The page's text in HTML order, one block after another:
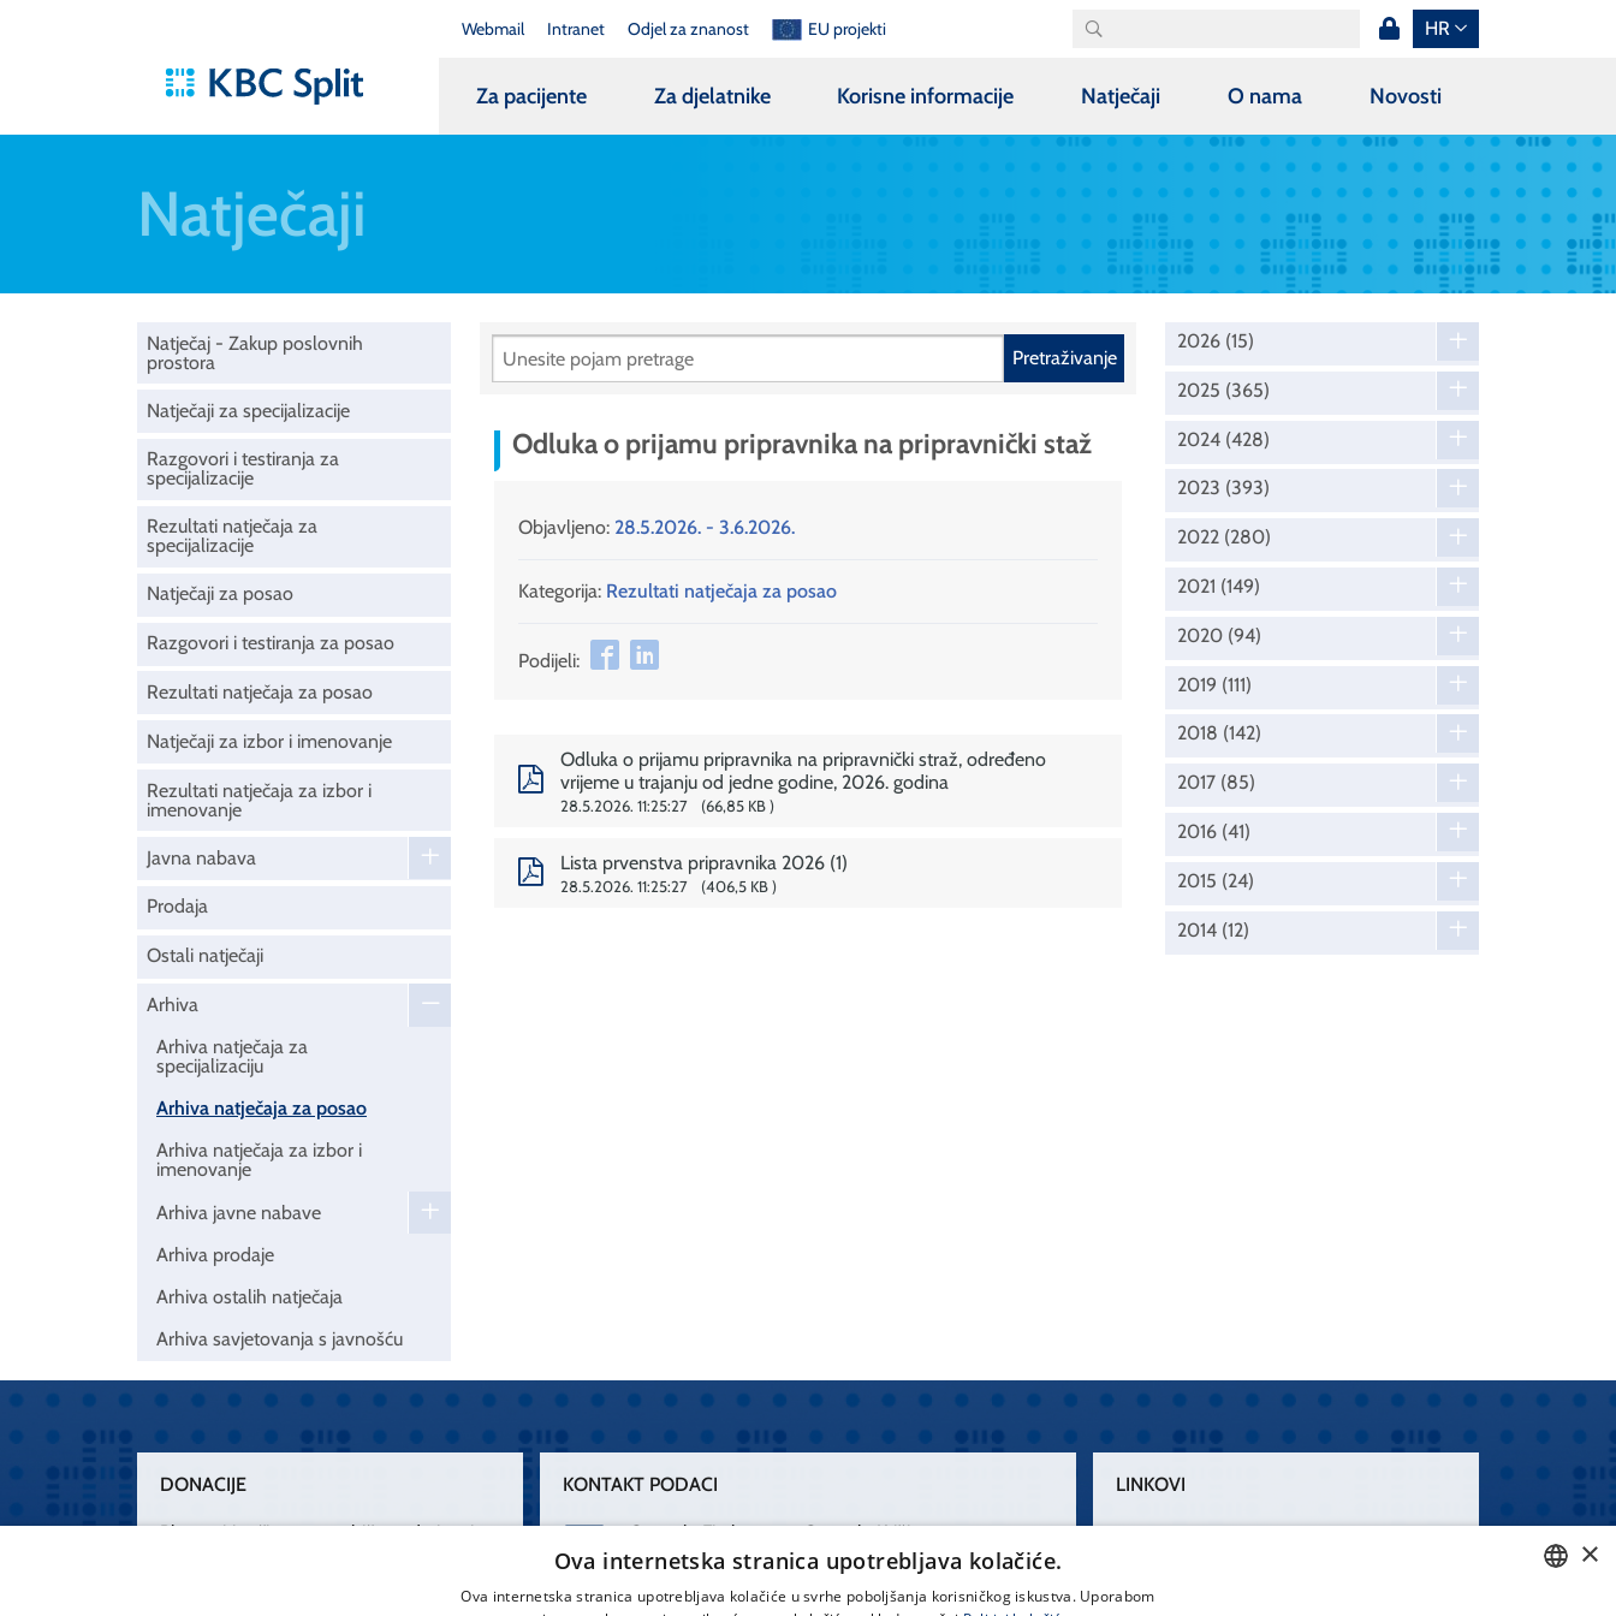
Webmail Intranet Odjel za znanost EU projekti HR
Za pacijente Za djelatnike Korisne informacije Natječaji O nama Novosti
Natječaji
Natječaj - Zakup poslovnih
prostora
Natječaji za specijalizacije
Razgovori i testiranja za
specijalizacije
Rezultati natječaja za
specijalizacije
Natječaji za posao
Razgovori i testiranja za posao
Rezultati natječaja za posao
Natječaji za izbor i imenovanje
Rezultati natječaja za izbor i
imenovanje
Javna nabava
Prodaja
Ostali natječaji
Arhiva
Arhiva natječaja za
specijalizaciju
Arhiva natječaja za posao
Arhiva natječaja za izbor i
imenovanje
Arhiva javne nabave
Arhiva prodaje
Arhiva ostalih natječaja
Arhiva savjetovanja s javnošću
Pretraživanje
Odluka o prijamu pripravnika na pripravnički staž
Objavljeno: 28.5.2026. - 3.6.2026.
Kategorija: Rezultati natječaja za posao
Podijeli:
Odluka o prijamu pripravnika na pripravnički straž, određeno
vrijeme u trajanju od jedne godine, 2026. godina
28.5.2026. 11:25:27 66,85 KB
Lista prvenstva pripravnika 2026 (1)
28.5.2026. 11:25:27 406,5 KB
2026 (15)
2025 (365)
2024 (428)
2023 (393)
2022 (280)
2021 (149)
2020 (94)
2019 (111)
2018 (142)
2017 (85)
2016 (41)
2015 (24)
2014 (12)
DONACIJE
Plemenitim činom nesebičnog darivanja
„Zarazimo“ se dobrotom, donirajmo od
KONTAKT PODACI
Centrala Firule
021 556 111
Centrala Križine
021 557 111
LINKOVI
×
Ova internetska stranica upotrebljava kolačiće.
Ova internetska stranica upotrebljava kolačiće u svrhe poboljšanja korisničkog iskustva. Uporabom